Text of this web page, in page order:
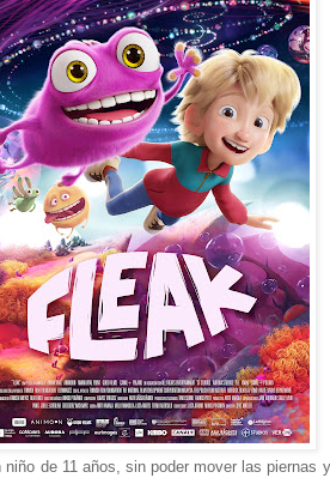
de 11 años, sin poder mover las piernas